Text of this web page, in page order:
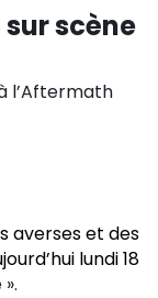
sur scène
l’Aftermath
averses et des
lundi 18